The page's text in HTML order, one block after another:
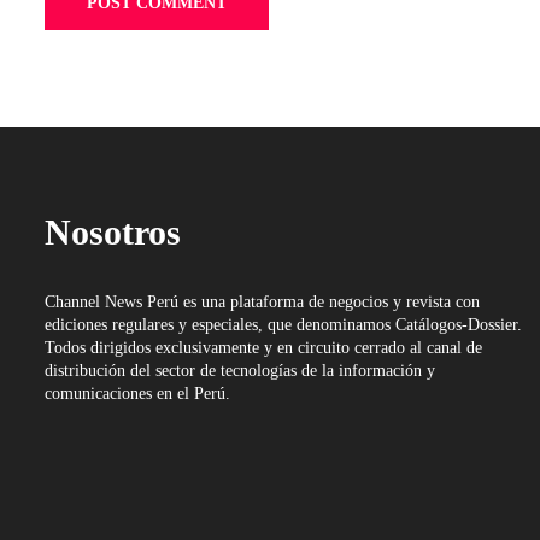
Nosotros
Channel News Perú es una plataforma de negocios y revista con
ediciones regulares y especiales, que denominamos Catálogos-Dossier.
Todos dirigidos exclusivamente y en circuito cerrado al canal de
distribución del sector de tecnologías de la información y
comunicaciones en el Perú.